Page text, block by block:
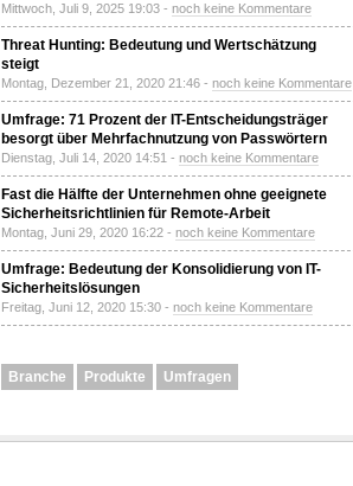
Mittwoch, Juli 9, 2025 19:03 - noch keine Kommentare
Threat Hunting: Bedeutung und Wertschätzung
steigt
Montag, Dezember 21, 2020 21:46 - noch keine Kommentare
Umfrage: 71 Prozent der IT-Entscheidungsträger
besorgt über Mehrfachnutzung von Passwörtern
Dienstag, Juli 14, 2020 14:51 - noch keine Kommentare
Fast die Hälfte der Unternehmen ohne geeignete
Sicherheitsrichtlinien für Remote-Arbeit
Montag, Juni 29, 2020 16:22 - noch keine Kommentare
Umfrage: Bedeutung der Konsolidierung von IT-
Sicherheitslösungen
Freitag, Juni 12, 2020 15:30 - noch keine Kommentare
Branche Produkte Umfragen